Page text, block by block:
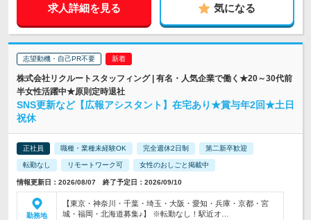
求人詳細を見る 気になる
志望動機・自己PR不要
株式会社リクルートスタッフィング | 有名・人気企業で働く★20～30代前
半女性活躍中★原則定時退社
SNS更新など【広報アシスタント】在宅あり★賞与年2回★土日
祝休
正社員 職種・業種未経験OK 完全週休2日制 第二新卒歓迎
転勤なし リモートワーク可 女性のおしごと掲載中
情報更新日：2026/08/07 終了予定日：2026/09/10
勤務地
【東京・神奈川・千葉・埼玉・大阪・愛知・兵庫・京都・宮
城・福岡・北海道募集♪】 ※転勤なし！駅近オ…